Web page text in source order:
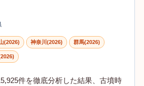
(2026) 神奈川(2026) 群馬(2026)
件を徹底分析した結果、古墳時